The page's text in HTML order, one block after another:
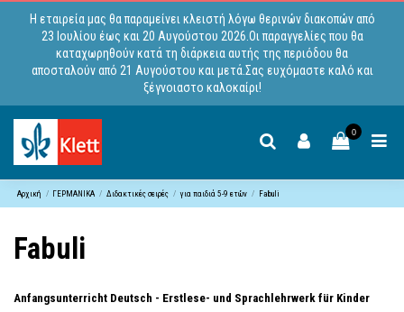
Η εταιρεία μας θα παραμείνει κλειστή λόγω θερινών διακοπών από
23 Ιουλίου έως και 20 Αυγούστου 2026.Οι παραγγελίες που θα
καταχωρηθούν κατά τη διάρκεια αυτής της περιόδου θα
αποσταλούν από 21 Αυγούστου και μετά.Σας ευχόμαστε καλό και
ξέγνοιαστο καλοκαίρι!
0
Αρχική ΓΕΡΜΑΝΙΚΑ Διδακτικές σειρές για παιδιά 5-9 ετών Fabuli
Fabuli
Anfangsunterricht Deutsch - Erstlese- und Sprachlehrwerk für Kinder